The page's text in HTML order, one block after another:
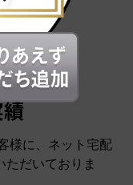
様に、 ネット宅配
ただいておりま